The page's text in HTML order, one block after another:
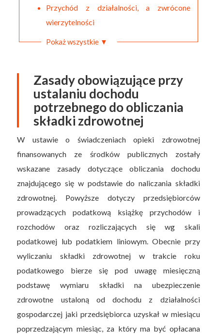
Przychód z działalności, a zwrócone
wierzytelności
Pokaż wszystkie ▼
Zasady obowiązujące przy
ustalaniu dochodu
potrzebnego do obliczania
składki zdrowotnej
W ustawie o świadczeniach opieki zdrowotnej
finansowanych ze środków publicznych zostały
wskazane zasady dotyczące obliczania dochodu
znajdującego się w podstawie do naliczania składki
zdrowotnej. Powyższe dotyczy przedsiębiorców
prowadzących podatkową książkę przychodów i
rozchodów oraz rozliczających się wg skali
podatkowej lub podatkiem liniowym. Obecnie przy
wyliczaniu składki zdrowotnej w trakcie roku
podatkowego bierze się pod uwagę miesięczną
podstawę wymiaru składki na ubezpieczenie
zdrowotne ustaloną od dochodu z działalności
gospodarczej jaki przedsiębiorca uzyskał w miesiącu
poprzedzającym miesiąc, za który ma być opłacana